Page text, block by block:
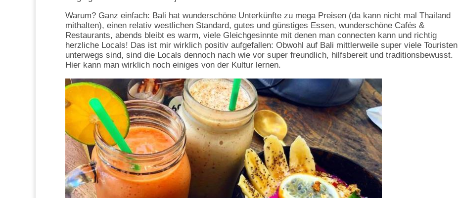
Warum? Ganz einfach: Bali hat wunderschöne Unterkünfte zu mega Preisen (da kann nicht mal Thailand
mithalten), einen relativ westlichen Standard, gutes und günstiges Essen, wunderschöne Cafés &
Restaurants, abends bleibt es warm, viele Gleichgesinnte mit denen man connecten kann und richtig
herzliche Locals! Das ist mir wirklich positiv aufgefallen: Obwohl auf Bali mittlerweile super viele Touristen
unterwegs sind, sind die Locals dennoch nach wie vor super freundlich, hilfsbereit und traditionsbewusst.
Hier kann man wirklich noch einiges von der Kultur lernen.